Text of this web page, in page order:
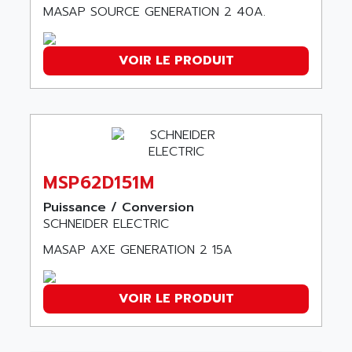
SMC 600
SMC 25 et SMC 35
SMC25 et SMC35
SMC
WS SERIES
PB200
TSX COMPACT
984 SERIE
SIMODRIVE
C350
15N
AC
AC SMARTMOTION
ACARD
ACCESS
ACCROSSER
ACCU
ACCUCELL
ACCUTRONICS
ACDC
MASAP SOURCE GENERATION 2 40A.
VOIR LE PRODUIT
MSP62D151M
Puissance / Conversion
SCHNEIDER ELECTRIC
MASAP AXE GENERATION 2 15A
VOIR LE PRODUIT